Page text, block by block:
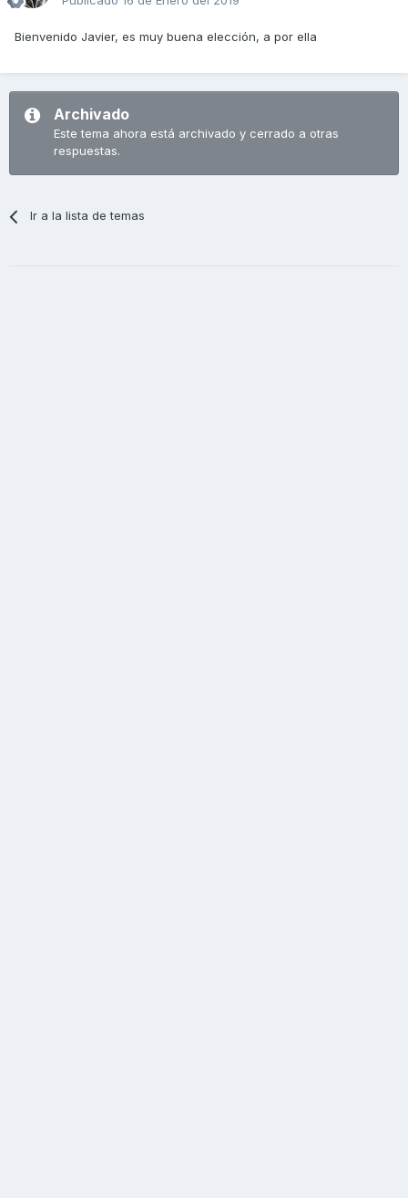
Bienvenido Javier, es muy buena elección, a por ella
Archivado
Este tema ahora está archivado y cerrado a otras
respuestas.
Ir a la lista de temas